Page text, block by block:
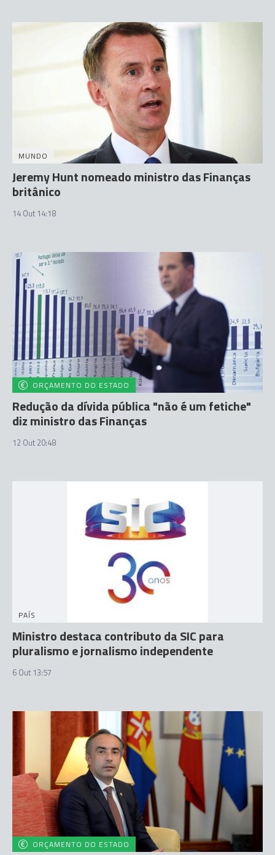
MUNDO
Jeremy Hunt nomeado ministro das Finanças
britânico
14 Out 14:18
ORÇAMENTO DO ESTADO
Redução da dívida pública "não é um fetiche"
diz ministro das Finanças
12 Out 20:48
PAÍS
Ministro destaca contributo da SIC para
pluralismo e jornalismo independente
6 Out 13:57
ORÇAMENTO DO ESTADO